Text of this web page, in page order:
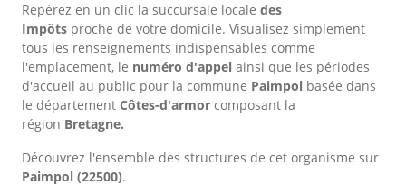
Repérez en un clic la succursale locale des
Impôts proche de votre domicile. Visualisez simplement
tous les renseignements indispensables comme
l'emplacement, le numéro d'appel ainsi que les périodes
d'accueil au public pour la commune Paimpol basée dans
le département Côtes-d'armor composant la
région Bretagne.
Découvrez l'ensemble des structures de cet organisme sur
Paimpol (22500).